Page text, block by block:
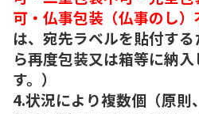
可・仏事包装（仏事のし）
は、宛先ラベルを貼付す
ら再度包装又は箱等に納
す。）
4.状況により複数個（原則